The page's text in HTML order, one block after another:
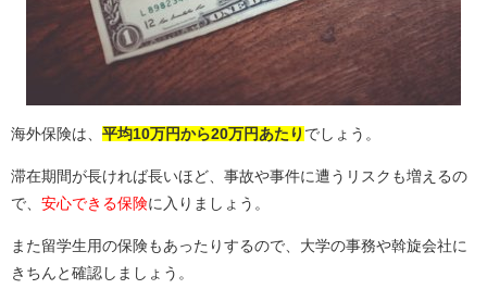
海外保険は、 平均10万円から20万円あたり でしょう。
滞在期間が長ければ長いほど、事故や事件に遭うリスクも増えるの
で、 安心できる保険に入りましょう。
また留学生用の保険もあったりするので、大学の事務や斡旋会社に
きちんと確認しましょう。